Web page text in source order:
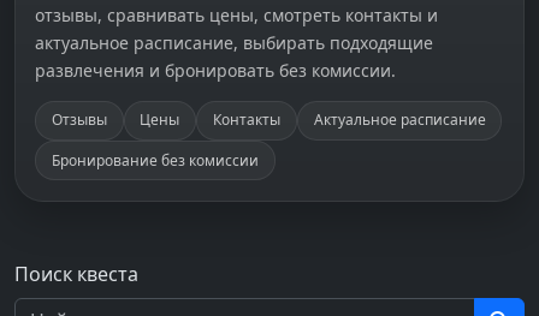
отзывы, сравнивать цены, смотреть контакты и
актуальное расписание, выбирать подходящие
развлечения и бронировать без комиссии.
Отзывы Цены Контакты
Актуальное расписание
Бронирование без комиссии
Поиск квеста